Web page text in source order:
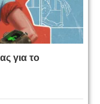
για το